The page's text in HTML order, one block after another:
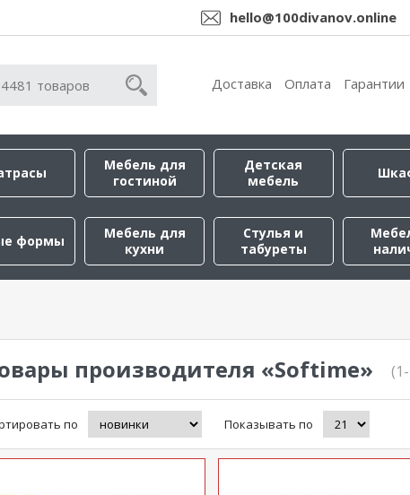
hello@100divanov.online
Доставка Оплата Гарантии
Мебель для
гостиной
Детская
мебель
формы
Мебель для
кухни
Стулья и
табуреты
производителя «Softime»
по Показывать по